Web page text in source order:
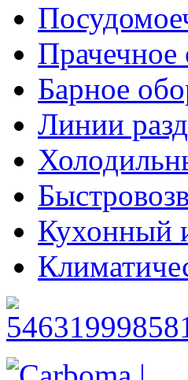
Прачечное
Барное
Линии
Кухонный